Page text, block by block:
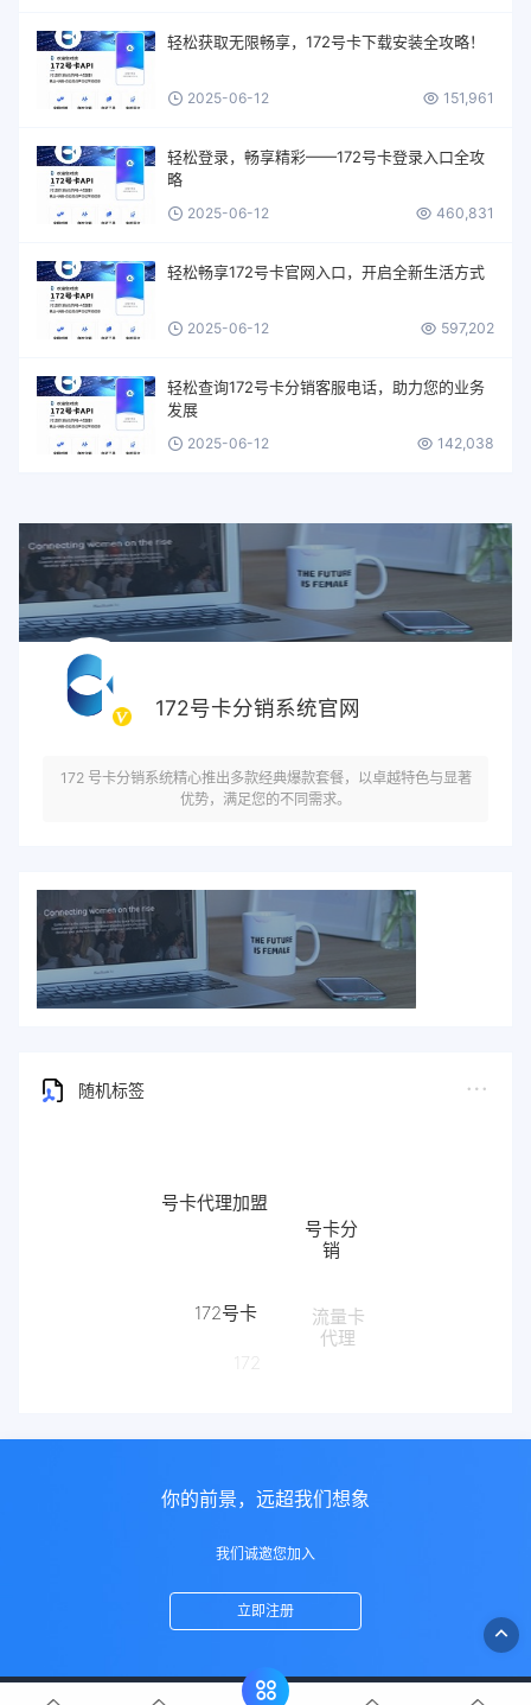
轻松获取无限畅享，172号卡下载安装全攻略！
2025-06-12 151,961
轻松登录，畅享精彩——172号卡登录入口全攻
略
2025-06-12 460,831
轻松畅享172号卡官网入口，开启全新生活方式
2025-06-12 597,202
轻松查询172号卡分销客服电话，助力您的业务
发展
2025-06-12 142,038
172号卡分销系统官网
172 号卡分销系统精心推出多款经典爆款套餐，以卓越特色与显著
优势，满足您的不同需求。
随机标签
销
流量卡
代理
172
你的前景，远超我们想象
我们诚邀您加入
立即注册